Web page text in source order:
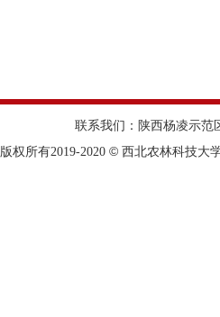
联系我们：陕西杨凌示
版权所有2019-2020 © 西北农林科技